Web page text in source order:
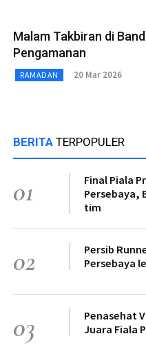
Malam Takbiran di
Pengamanan
RAMADAN 20 Mar 2026
BERITA TERPOPULER
01
Final Piala
Persebaya,
tim
02
Persib
Persebaya
03
Penasehat
Juara Fiala